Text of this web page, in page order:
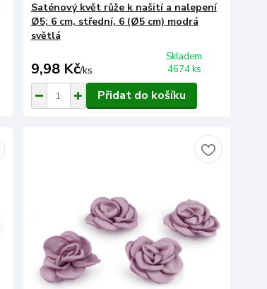
Saténový květ růže k našití a nalepení
Ø5; 6 cm, střední, 6 (Ø5 cm) modrá
světlá
9,98 Kč/ks
Skladem
4674 ks
Přidat do košíku